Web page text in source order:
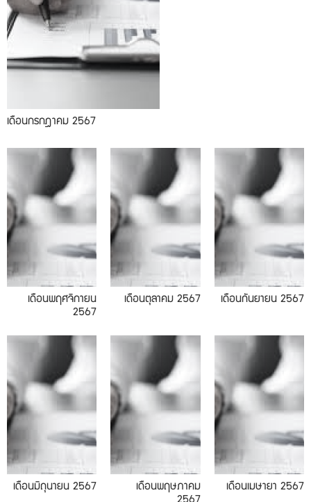
เดือนกรกฎาคม 2567
เดือนพฤศจิกายน
2567
10.2024
เดือนตุลาคม 2567
09.2024
เดือนกันยายน 2567
เดือนมิถุนายน 2567
05.2024
เดือนพฤษภาคม
04.2024
เดือนเมษายา 2567